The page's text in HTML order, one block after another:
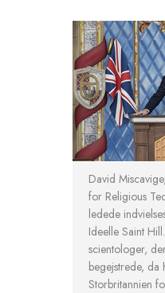
David
for Religious
ledede
Ideelle Saint
scientologer,
begejstrede, da
Storbritannien